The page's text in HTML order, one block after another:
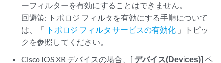
ーフィルターを有効にすることはできません。
回避策: トポロジ フィルタを有効にする手順について
は、「 トポロジ フィルタ サービスの有効化 」トピッ
クを参照してください。
Cisco IOS XR デバイスの場合、[ デバイス(Devices)]ペ